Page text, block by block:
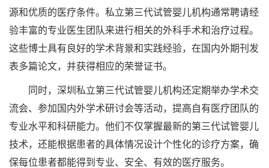
源和优质的医疗条件。私立第三代试管婴儿机构通常聘请经
验丰富的专业医生团队来进行相关的外科手术和治疗过程。
这些博士具有良好的学术背景和实践经验，在国内外期刊发
表多篇论文，并获得相应的荣誉证书。
同时，深圳私立第三代试管婴儿机构还定期举办学术交
流会、参加国内外学术研讨会等活动，提高自有医疗团队的
专业水平和科研能力。他们不仅掌握最新的第三代试管婴儿
技术，还能根据患者的具体情况设计个性化的诊疗方案，确
保每位患者都能得到专业、安全、有效的医疗服务。